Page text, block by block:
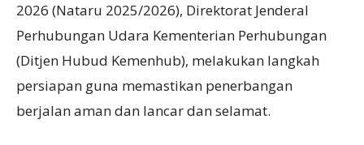
2026 (Nataru 2025/2026), Direktorat Jenderal
Perhubungan Udara Kementerian Perhubungan
(Ditjen Hubud Kemenhub), melakukan langkah
persiapan guna memastikan penerbangan
berjalan aman dan lancar dan selamat.